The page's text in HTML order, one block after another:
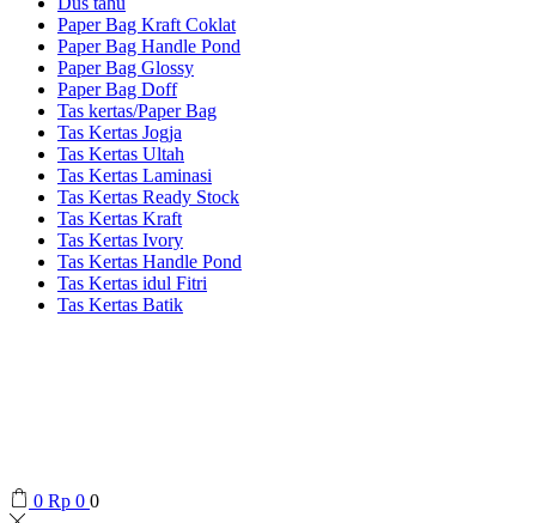
Paper Bag Kraft Coklat
Paper Bag Handle Pond
Paper Bag Glossy
Paper Bag Doff
Tas kertas/Paper Bag
Tas Kertas Jogja
Tas Kertas Ultah
Tas Kertas Laminasi
Tas Kertas Ready Stock
Tas Kertas Kraft
Tas Kertas Ivory
Tas Kertas Handle Pond
Tas Kertas idul Fitri
Tas Kertas Batik
0 Rp 0 0